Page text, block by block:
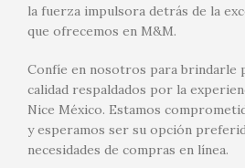
la fuerza impulsora detrás de la
que ofrecemos en M&M.
Confíe en nosotros para brindarle
calidad respaldados por la
Nice México. Estamos
y esperamos ser su opción
necesidades de compras en línea.